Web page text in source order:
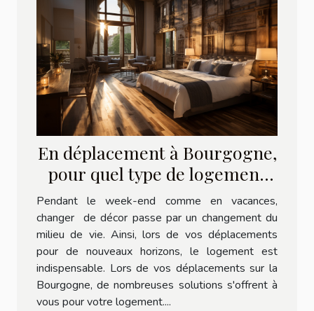
En déplacement à Bourgogne,
pour quel type de logement
opter ?
Pendant le week-end comme en vacances,
changer de décor passe par un changement du
milieu de vie. Ainsi, lors de vos déplacements
pour de nouveaux horizons, le logement est
indispensable. Lors de vos déplacements sur la
Bourgogne, de nombreuses solutions s'offrent à
vous pour votre logement....